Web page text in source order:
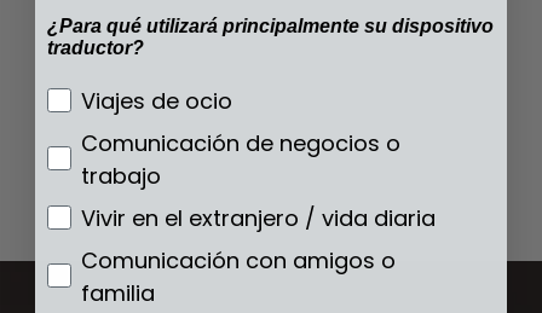
¿Para qué utilizará principalmente su dispositivo
traductor?
¿Para qué utilizará principalmente su
Viajes de ocio
Comunicación de negocios o
trabajo
Vivir en el extranjero / vida diaria
Comunicación con amigos o
familia